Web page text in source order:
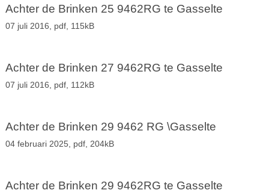
Achter de Brinken 25 9462RG te Gasselte
07 juli 2016, pdf, 115kB
Achter de Brinken 27 9462RG te Gasselte
07 juli 2016, pdf, 112kB
Achter de Brinken 29 9462 RG \Gasselte
04 februari 2025, pdf, 204kB
Achter de Brinken 29 9462RG te Gasselte